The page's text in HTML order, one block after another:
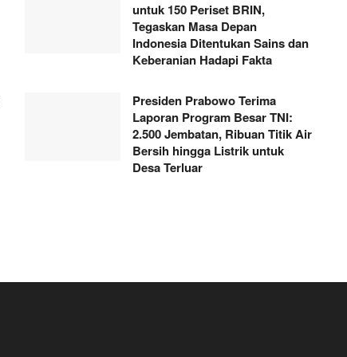
untuk 150 Periset BRIN,
Tegaskan Masa Depan
Indonesia Ditentukan Sains dan
Keberanian Hadapi Fakta
Presiden Prabowo Terima
Laporan Program Besar TNI:
2.500 Jembatan, Ribuan Titik Air
Bersih hingga Listrik untuk
Desa Terluar